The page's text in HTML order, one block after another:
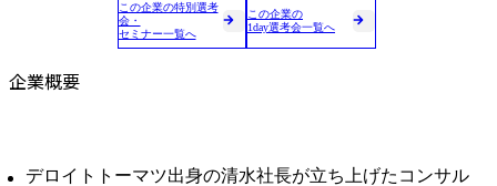
この企業の特別選考
会・
セミナー一覧へ
この企業の
1day選考会一覧へ
企業概要
デロイトトーマツ出身の清水社長が立ち上げたコンサル